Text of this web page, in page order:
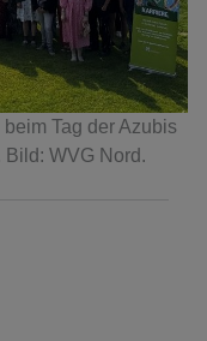
Tag der Azubis
WVG Nord.